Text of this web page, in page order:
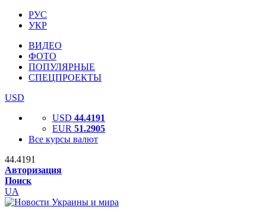
РУС
УКР
ВИДЕО
ФОТО
ПОПУЛЯРНЫЕ
СПЕЦПРОЕКТЫ
USD
USD 44.4191
EUR 51.2905
Все курсы валют
44.4191
Авторизация
Поиск
UA